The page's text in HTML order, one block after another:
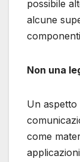
possibile
alcune
Non una
Un aspetto
come